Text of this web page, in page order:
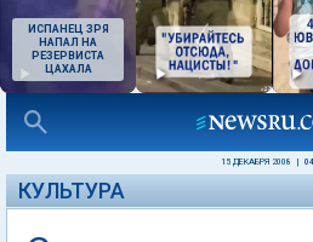
ИСПАНЕЦ ЗРЯ
НАПАЛ НА
РЕЗЕРВИСТА
ЦАХАЛА
15 ДЕКАБРЯ 2008
КУЛЬТУРА